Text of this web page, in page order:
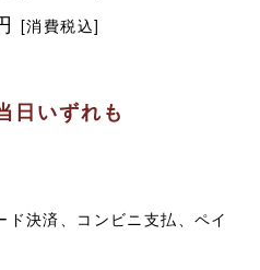
[消費税込]
日いずれも
決済、コンビニ支払、ペイ